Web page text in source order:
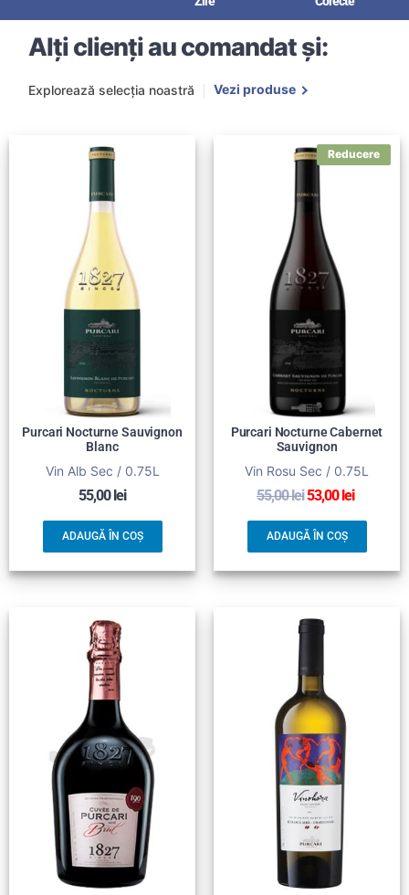
Alți clienți au comandat și:
Explorează selecția noastră Vezi produse
Purcari Nocturne Sauvignon
Blanc
Vin Alb Sec / 0.75L
55,00 lei
ADAUGĂ ÎN COȘ
Purcari Nocturne Cabernet
Sauvignon
Vin Rosu Sec / 0.75L
55,00lei53,00 lei
ADAUGĂ ÎN COȘ